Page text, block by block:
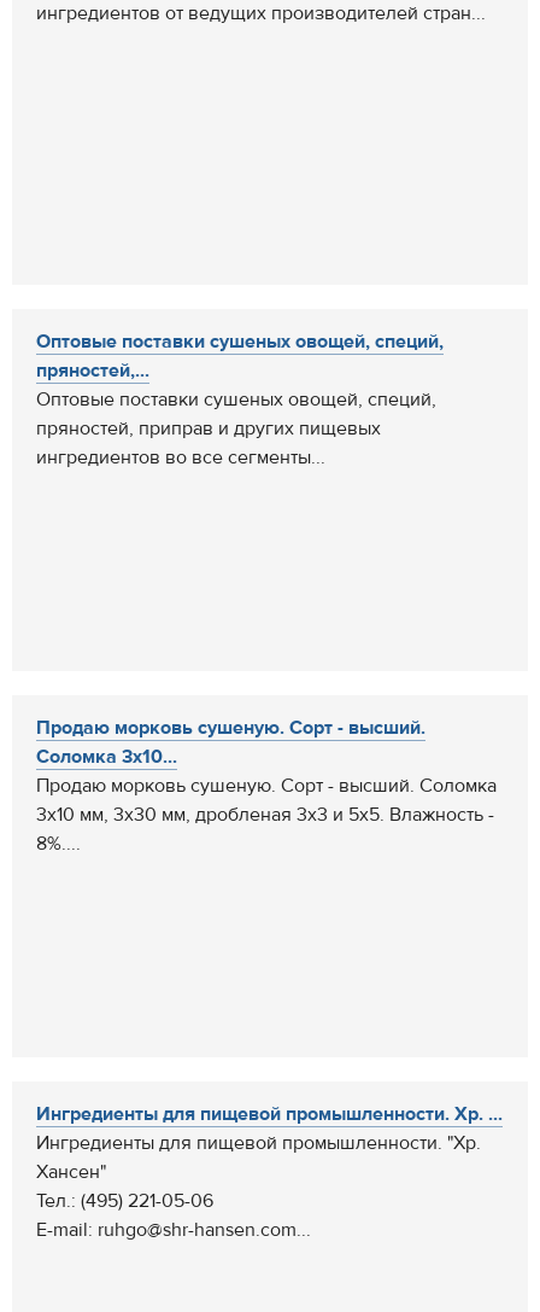
ингредиентов от ведущих производителей стран...
Оптовые поставки сушеных овощей, специй,
пряностей,...
Оптовые поставки сушеных овощей, специй,
пряностей, приправ и других пищевых
ингредиентов во все сегменты...
Продаю морковь сушеную. Сорт - высший.
Соломка 3х10...
Продаю морковь сушеную. Сорт - высший. Соломка
3х10 мм, 3х30 мм, дробленая 3х3 и 5х5. Влажность -
8%....
Ингредиенты для пищевой промышленности. Хр. ...
Ингредиенты для пищевой промышленности. "Хр.
Хансен"
Тел.: (495) 221-05-06
E-mail: ruhgo@shr-hansen.com...